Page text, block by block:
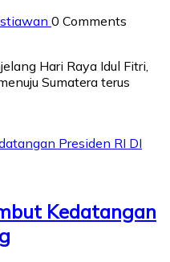
0 Comments
Hari Raya Idul Fitri,
Sumatera terus
Kedatangan